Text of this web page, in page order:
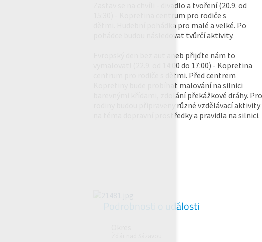
Zastav se na chvíli - divadlo a tvoření (20.9. od
15:30) - Kopretina centrum pro rodiče s
dětmi. Hudební pohádka pro malé a velké. Po
pohádce budou následovat tvůrčí aktivity.
Evropský den bez aut aneb přijďte nám to
vymalovat! (22.9. od 14:00 do 17:00) - Kopretina
centrum pro rodiče s dětmi. Před centrem
Kopretiny bude probíhat malování na silnici
barevnými křídami, zdolání překážkové dráhy. Pro
rodiny budou připraveny různé vzdělávací aktivity
na téma dopravní prostředky a pravidla na silnici.
Podrobnosti o události